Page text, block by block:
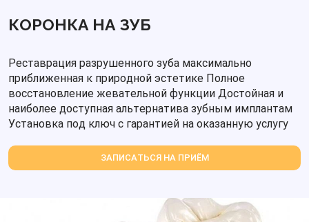
КОРОНКА НА ЗУБ
Реставрация разрушенного зуба максимально
приближенная к природной эстетике Полное
восстановление жевательной функции Достойная и
наиболее доступная альтернатива зубным имплантам
Установка под ключ с гарантией на оказанную услугу
ЗАПИСАТЬСЯ НА ПРИЁМ